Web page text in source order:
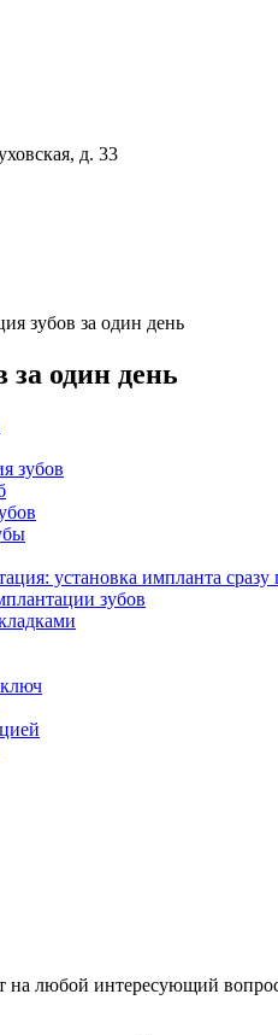
д. 33
зубов за один день
один день
зубов
установка импланта сразу
зубов
на любой интересующий